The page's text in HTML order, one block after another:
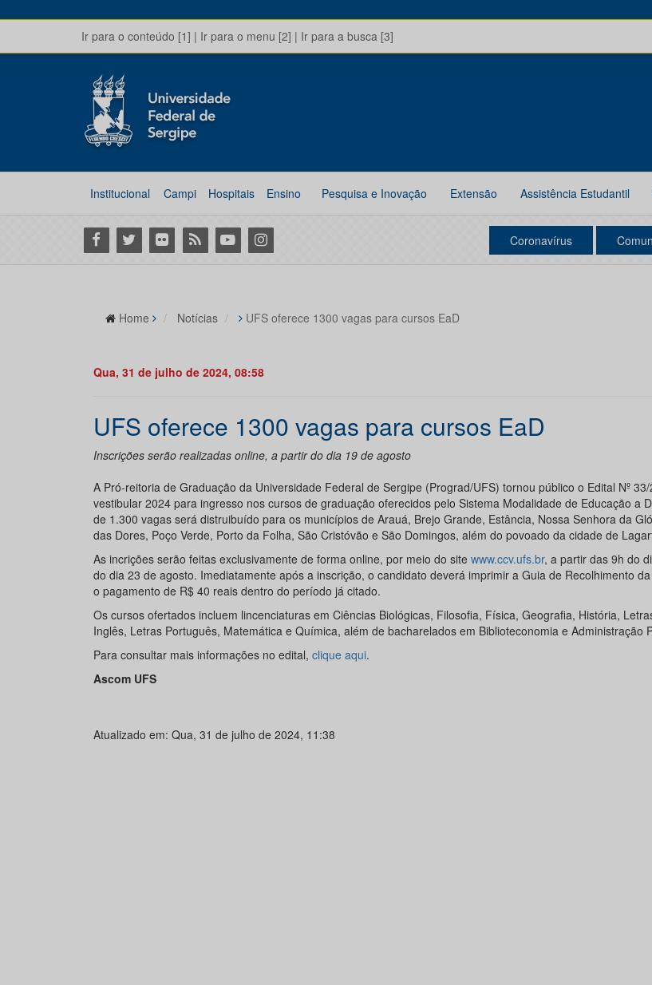
Ir para o conteúdo [1] | Ir para o menu [2] | Ir para a busca [3]
Institucional Campi Hospitais Ensino Pesquisa e Inovação Extensão Assistência Estudantil
Facebook
Twitter Flickr RSS YoutubeInstagram Coronavírus
Home Notícias UFS oferece 1300 vagas para cursos EaD
Qua, 31 de julho de 2024, 08:58
UFS oferece 1300 vagas para cursos EaD
Inscrições serão realizadas online, a partir do dia 19 de agosto
A Pró-reitoria de Graduação da Universidade Federal de Sergipe (Prograd/UFS) tornou público o Edital Nº
vestibular 2024 para ingresso nos cursos de graduação oferecidos pelo Sistema Modalidade de Educação a
de 1.300 vagas será distruibuído para os municípios de Arauá, Brejo Grande, Estância, Nossa Senhora da
das Dores, Poço Verde, Porto da Folha, São Cristóvão e São Domingos, além do povoado da cidade de
As incrições serão feitas exclusivamente de forma online, por meio do site www.ccv.ufs.br, a partir das 9h do
do dia 23 de agosto. Imediatamente após a inscrição, o candidato deverá imprimir a Guia de Recolhimento
o pagamento de R$ 40 reais dentro do período já citado.
Os cursos ofertados incluem lincenciaturas em Ciências Biológicas, Filosofia, Física, Geografia, História,
Inglês, Letras Português, Matemática e Química, além de bacharelados em Biblioteconomia e Administração
Para consultar mais informações no edital, clique aqui.
Ascom UFS
Atualizado em: Qua, 31 de julho de 2024, 11:38